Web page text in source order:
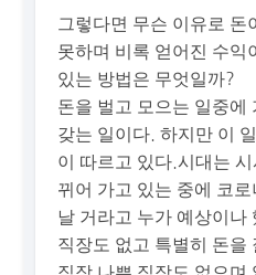
그렇다면 무슨 이유로 돈
못하며 비록 얻어진 수익
있는 방법은 무엇일까?
돈을 벌고 모으는 일중에
갖는 일이다. 하지만 이
이 따르고 있다.시대는
뀌어 가고 있는 중에 코
날 거라고 누가 예상이나
직장도 없고 특별히 돈을
직장 나쁜 직장도 없으며